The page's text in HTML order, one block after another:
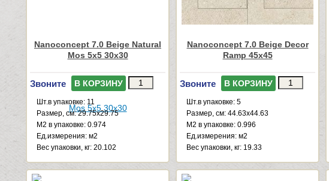
Nanoconcept 7.0 Beige Natural
Mos 5x5 30x30
Звоните В КОРЗИНУ
Шт.в упаковке: 11
Размер, см: 29.75x29.75
М2 в упаковке: 0.974
Ед.измерения: м2
Веc упаковки, кг: 20.102
Nanoconcept 7.0 Beige Decor
Ramp 45x45
Звоните В КОРЗИНУ
Шт.в упаковке: 5
Размер, см: 44.63x44.63
М2 в упаковке: 0.996
Ед.измерения: м2
Веc упаковки, кг: 19.33